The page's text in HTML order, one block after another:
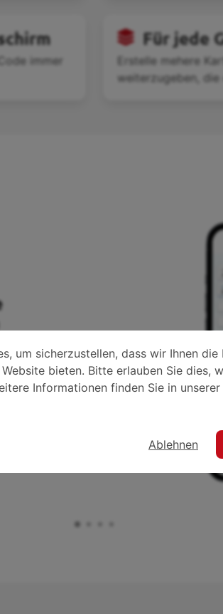
um sicherzustellen, dass wir Ihnen die
bieten. Bitte erlauben Sie dies,
Informationen finden Sie in unserer
Ablehnen
immer
Für jede
Erstelle mehere
weiterzugeben, die
QRCard
Adressen
LinkedIn,